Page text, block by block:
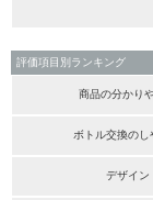
評価項目別ランキング
商品の分かり
ボトル交換のし
デザイン